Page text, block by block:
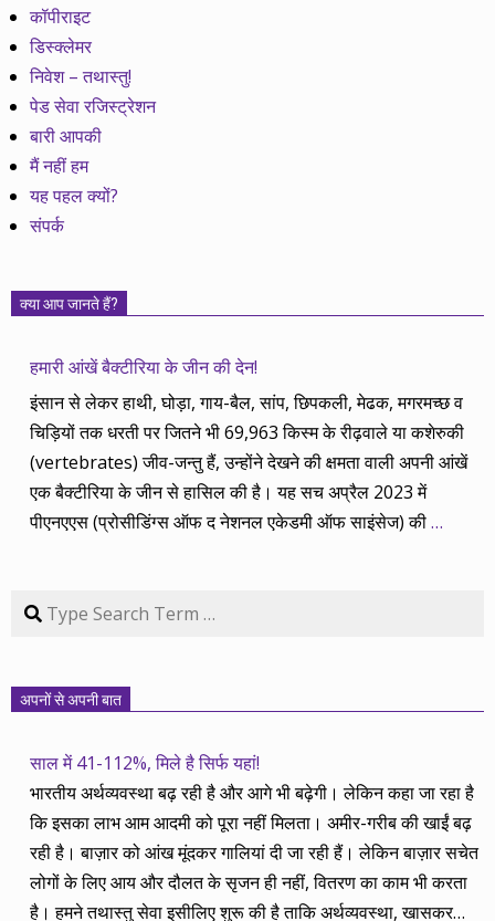
कॉपीराइट
डिस्क्लेमर
निवेश – तथास्तु!
पेड सेवा रजिस्ट्रेशन
बारी आपकी
मैं नहीं हम
यह पहल क्यों?
संपर्क
क्या आप जानते हैं?
हमारी आंखें बैक्टीरिया के जीन की देन!
इंसान से लेकर हाथी, घोड़ा, गाय-बैल, सांप, छिपकली, मेढक, मगरमच्छ व
चिड़ियों तक धरती पर जितने भी 69,963 किस्म के रीढ़वाले या कशेरुकी
(vertebrates) जीव-जन्तु हैं, उन्होंने देखने की क्षमता वाली अपनी आंखें
एक बैक्टीरिया के जीन से हासिल की है। यह सच अप्रैल 2023 में
पीएनएएस (प्रोसीडिंग्स ऑफ द नेशनल एकेडमी ऑफ साइंसेज) की…
Search
अपनों से अपनी बात
साल में 41-112%, मिले है सिर्फ यहां!
भारतीय अर्थव्यवस्था बढ़ रही है और आगे भी बढ़ेगी। लेकिन कहा जा रहा है
कि इसका लाभ आम आदमी को पूरा नहीं मिलता। अमीर-गरीब की खाईं बढ़
रही है। बाज़ार को आंख मूंदकर गालियां दी जा रही हैं। लेकिन बाज़ार सचेत
लोगों के लिए आय और दौलत के सृजन ही नहीं, वितरण का काम भी करता
है। हमने तथास्तु सेवा इसीलिए शुरू की है ताकि अर्थव्यवस्था, खासकर